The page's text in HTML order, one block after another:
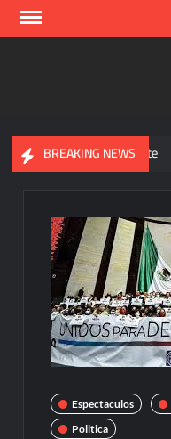
Skip
BREAKING NEWS
de aguacate
Espectaculos
Politica